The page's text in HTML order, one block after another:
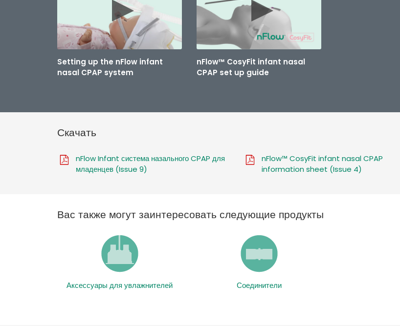
Setting up the nFlow infant
nasal CPAP system
nFlow™ CosyFit infant nasal
CPAP set up guide
Скачать
nFlow Infant система назального CPAP для
младенцев (Issue 9)
nFlow™ CosyFit infant nasal CPAP
information sheet (Issue 4)
Вас также могут заинтересовать следующие продукты
Аксессуары для увлажнителей Соединители